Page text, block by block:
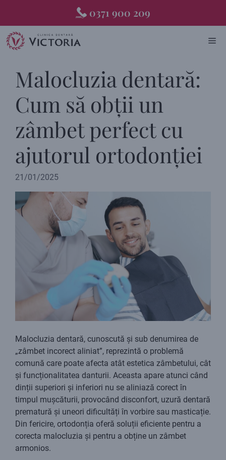
content
0371 900 209
Malocluzia dentară:
Cum să obții un
zâmbet perfect cu
ajutorul ortodonției
21/01/2025
Malocluzia dentară, cunoscută și sub denumirea de
„zâmbet incorect aliniat”, reprezintă o problemă
comună care poate afecta atât estetica zâmbetului, cât
și funcționalitatea danturii. Aceasta apare atunci când
dinții superiori și inferiori nu se aliniază corect în
timpul mușcăturii, provocând disconfort, uzură dentară
prematură și uneori dificultăți în vorbire sau masticație.
Din fericire, ortodonția oferă soluții eficiente pentru a
corecta malocluzia și pentru a obține un zâmbet
armonios.